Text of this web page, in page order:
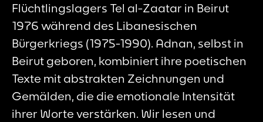
Flüchtlingslagers Tel al-Zaatar in Beirut
1976 während des Libanesischen
Bürgerkriegs (1975-1990). Adnan, selbst in
Beirut geboren, kombiniert ihre poetischen
Texte mit abstrakten Zeichnungen und
Gemälden, die die emotionale Intensität
ihrer Worte verstärken. Wir lesen und